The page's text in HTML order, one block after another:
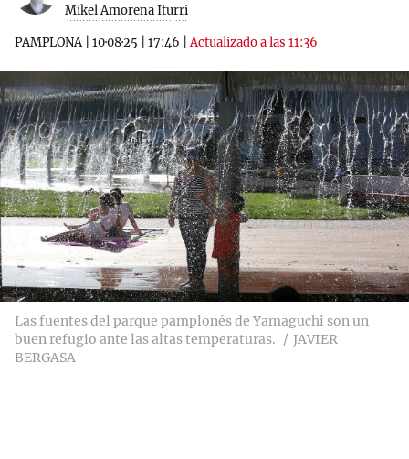
Mikel Amorena Iturri
PAMPLONA| 10·08·25 17:46 |Actualizado a las 11:36
Las fuentes del parque pamplonés de Yamaguchi son un
buen refugio ante las altas temperaturas.
JAVIER
BERGASA